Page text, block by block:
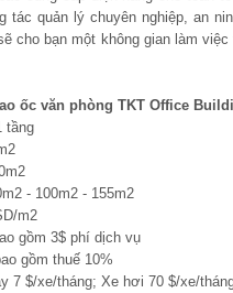
tác quản lý chuyên nghiệp, an
cho bạn một không gian làm
ốc văn phòng TKT Office
- 100m2 - 155m2
m2
gồm 3$ phí dịch vụ
gồm thuế 10%
$/xe/tháng; Xe hơi 70 $/xe/